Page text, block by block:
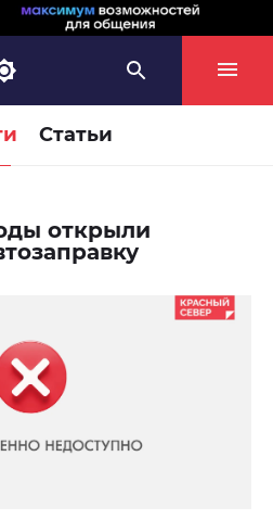
Статьи
открыли